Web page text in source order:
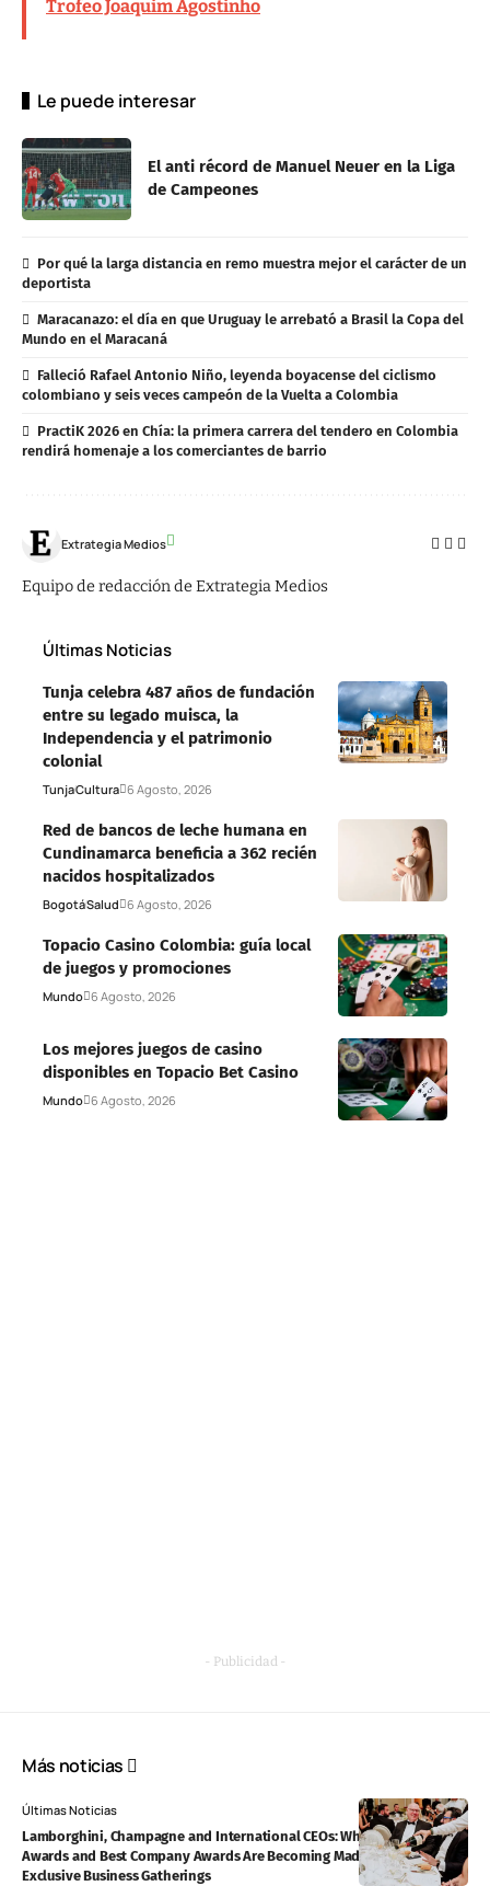
Trofeo Joaquim Agostinho
Le puede interesar
El anti récord de Manuel Neuer en la Liga
de Campeones
Por qué la larga distancia en remo muestra mejor el carácter de un
deportista
Maracanazo: el día en que Uruguay le arrebató a Brasil la Copa del
Mundo en el Maracaná
Falleció Rafael Antonio Niño, leyenda boyacense del ciclismo
colombiano y seis veces campeón de la Vuelta a Colombia
PractiK 2026 en Chía: la primera carrera del tendero en Colombia
rendirá homenaje a los comerciantes de barrio
Extrategia Medios
Equipo de redacción de Extrategia Medios
Últimas Noticias
Tunja celebra 487 años de fundación
entre su legado muisca, la
Independencia y el patrimonio
colonial
TunjaCultura 6 Agosto, 2026
Red de bancos de leche humana en
Cundinamarca beneficia a 362 recién
nacidos hospitalizados
BogotáSalud 6 Agosto, 2026
Topacio Casino Colombia: guía local
de juegos y promociones
Mundo 6 Agosto, 2026
Los mejores juegos de casino
disponibles en Topacio Bet Casino
Mundo 6 Agosto, 2026
- Publicidad -
Más noticias
Últimas Noticias
Lamborghini, Champagne and International CEOs: Why Best CEO
Awards and Best Company Awards Are Becoming Madrid’s Most
Exclusive Business Gatherings